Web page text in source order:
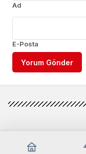
Ad
E-Posta
Yorum Gönder